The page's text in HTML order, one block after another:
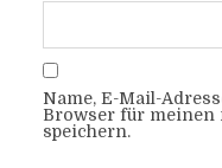
Name, E-Mail-
Browser für meinen
speichern.